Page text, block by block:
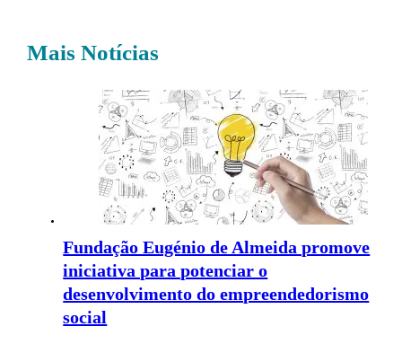
Mais Notícias
Fundação Eugénio de Almeida promove
iniciativa para potenciar o
desenvolvimento do empreendedorismo
social